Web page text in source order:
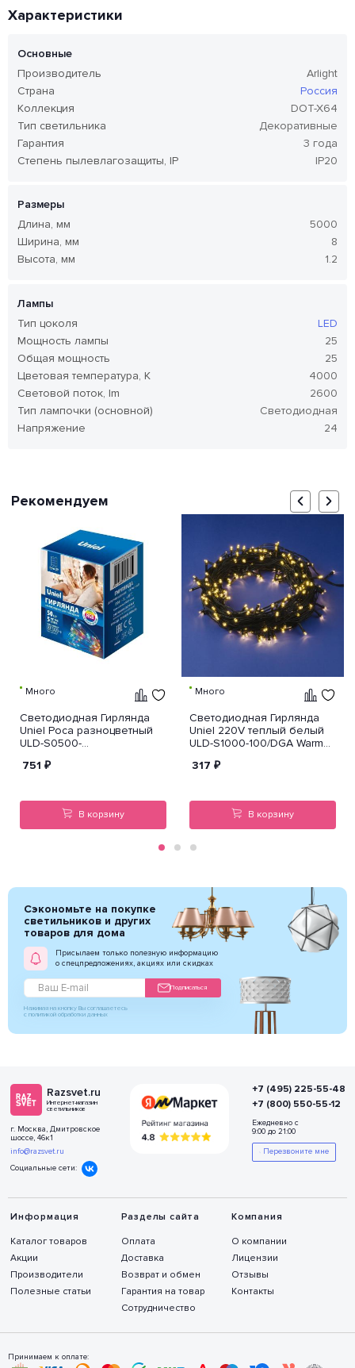
Характеристики
Основные
Производитель
Arlight
Страна
Россия
Коллекция
DOT-X64
Тип светильника
Декоративные
Гарантия
3 года
Степень пылевлагозащиты, IP
IP20
Размеры
Длина, мм
5000
Ширина, мм
8
Высота, мм
1.2
Лампы
Тип цоколя
LED
Мощность лампы
25
Общая мощность
25
Цветовая температура, K
4000
Световой поток, lm
2600
Тип лампочки (основной)
Светодиодная
Напряжение
24
Рекомендуем
Много
Светодиодная Гирлянда
Uniel Роса разноцветный
ULD-S0500-
Dew UL-00007248
751 ₽
В корзину
Много
Светодиодная Гирлянда
Uniel 220V теплый белый
ULD-S1000-100/DGA Warm
317 ₽
В корзину
Сэкономьте на покупке
светильников и других
товаров для дома
Присылаем только полезную информацию
о спецпредложениях, акциях или скидках
Подписаться
Нажимая на кнопку Вы соглашаетесь
с политикой обработки данных
Razsvet.ru
Интернет-магазин
светильников
г. Москва, Дмитровское
шоссе, 46к1
info@razsvet.ru
Социальные сети:
Информация
Каталог товаров
Акции
Производители
Полезные статьи
Разделы сайта
Оплата
Доставка
Возврат и обмен
Гарантия на товар
Сотрудничество
Компания
О компании
Лицензии
Отзывы
Контакты
+7 (495) 225-55-48
+7 (800) 550-55-12
Ежедневно с
9:00 до 21:00
Перезвоните мне
Принимаем к оплате: